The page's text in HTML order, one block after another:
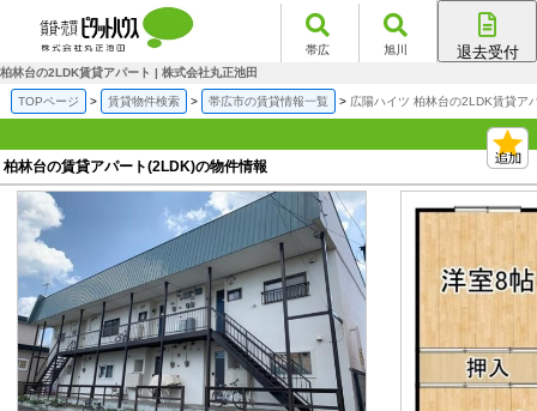
帯広 旭川 退去受付
柏林台の2LDK賃貸アパート | 株式会社丸正池田
TOPページ 賃貸物件検索 帯広市の賃貸情報一覧 広陽ハイツ 柏林台の2LDK賃貸ア
柏林台の賃貸アパート(2LDK)の物件情報